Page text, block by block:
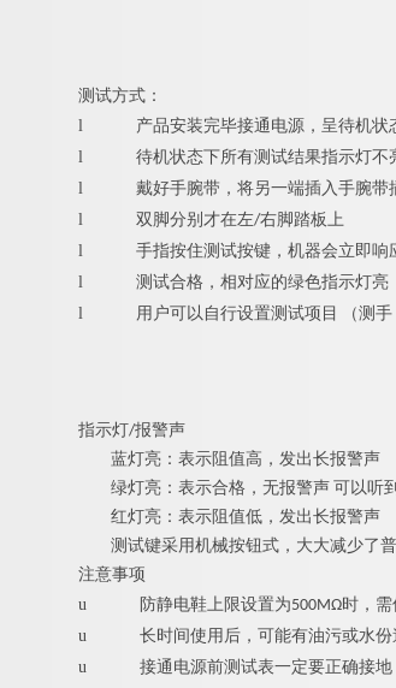
测试方式：
l
产品安装完毕接通电源，呈待机状
l
待机状态下所有测试结果指示灯
l
戴好手腕带，将另一端插入手腕
l
双脚分别才在左/右脚踏板上
l
手指按住测试按键，机器会立即
l
测试合格，相对应的绿色指示灯亮
l
用户可以自行设置测试项目 （测手
指示灯/报警声
蓝灯亮：表示阻值高，发出长报警声
绿灯亮：表示合格，无报警声 可以听
红灯亮：表示阻值低，发出长报警声
测试键采用机械按钮式，大大减少了
注意事项
u
防静电鞋上限设置为500MΩ时，
u
长时间使用后，可能有油污或水
u
接通电源前测试表一定要正确接